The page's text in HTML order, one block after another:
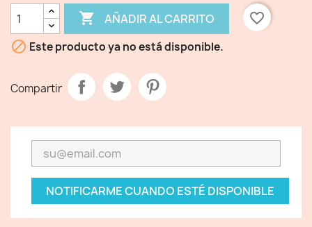
 AÑADIR AL CARRITO
favorite_border
 Este producto ya no está disponible.
Compartir
NOTIFICARME CUANDO ESTÉ DISPONIBLE